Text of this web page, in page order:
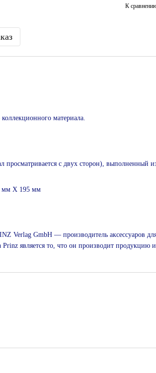
К
материала.
с двух сторон), выполненный
мм Х 195 мм
Verlag GmbH ― производитель аксессуаров
является то, что он производит продукцию